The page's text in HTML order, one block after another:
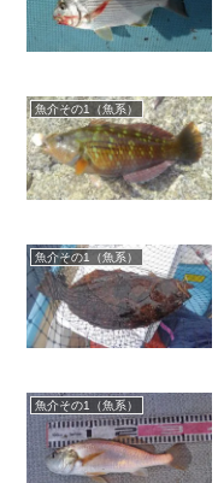
魚介その1（魚系）
魚介その1（魚系）
魚介その1（魚系）